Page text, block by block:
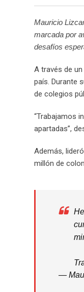
Mauricio
marcada por
desafíos
A través de
país. Durante
de colegios
“Trabajamos
apartadas”,
Además,
millón de
—